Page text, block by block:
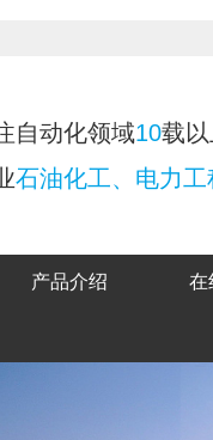
自动化领域10载以
石油化工、电力
产品介绍 在